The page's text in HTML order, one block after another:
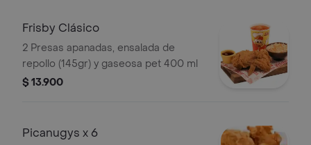
Frisby Clásico
2 Presas apanadas, ensalada de
repollo (145gr) y gaseosa pet 400 ml
$ 13.900
Picanugys x 6